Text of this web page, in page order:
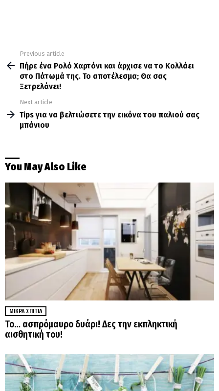
more
Previous article
Πήρε ένα Ρολό Χαρτόνι και άρχισε να το Κολλάει
στο Πάτωμά της. Το αποτέλεσμα; Θα σας
Ξετρελάνει!
Next article
Tips για να βελτιώσετε την εικόνα του παλιού σας
μπάνιου
You May Also Like
ΜΙΚΡΆ ΣΠΊΤΙΑ
Το… ασπρόμαυρο δυάρι! Δες την εκπληκτική
αισθητική του!